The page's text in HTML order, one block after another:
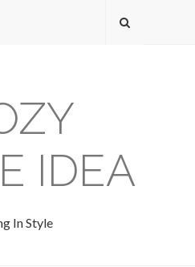
IDEA
In Style